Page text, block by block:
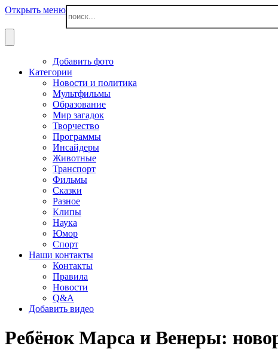
Открыть меню
Добавить фото
Категории
Новости и политика
Мультфильмы
Образование
Мир загадок
Творчество
Программы
Инсайдеры
Животные
Транспорт
Фильмы
Сказки
Разное
Клипы
Наука
Юмор
Спорт
Наши контакты
Контакты
Правила
Новости
Q&A
Добавить видео
Ребёнок Марса и Венеры: